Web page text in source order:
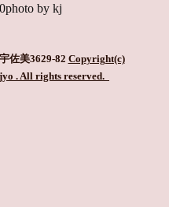
by kj
佐美3629-82 Copyright(c)
. All rights reserved.